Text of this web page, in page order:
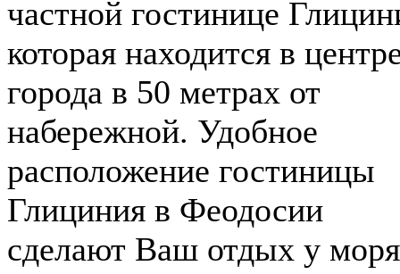
частной гостинице
которая находится в
города в 50 метрах от
набережной. Удобное
расположение гостиницы
Глициния в Феодосии
сделают Ваш отдых у